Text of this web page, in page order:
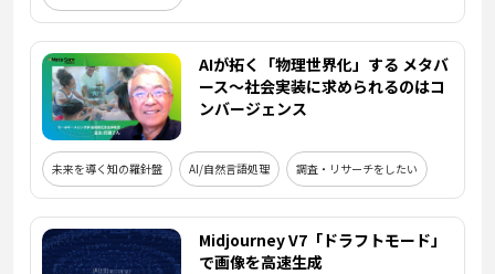
AIが拓く「物理世界化」する メタバ
ース～社会実装に求められるのはコ
ンバージェンス
未来を導く知の羅針盤 AI/自然言語処理 調査・リサーチをしたい
Midjourney V7「ドラフトモード」
で画像を高速生成